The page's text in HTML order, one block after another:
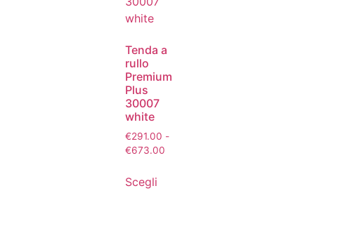
Tenda a
rullo
Premium
Plus
30007
white
€291.00 -
€673.00
Scegli